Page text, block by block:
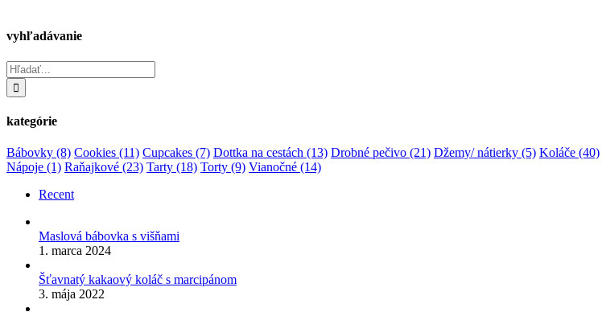
vyhľadávanie
Hľadať:
kategórie
Bábovky (8) Cookies (11) Cupcakes (7) Dottka na cestách (13) Drobné pečivo (21) Džemy/ nátierky (5) Koláče (40)
Nápoje (1) Raňajkové (23) Tarty (18) Torty (9) Vianočné (14)
Recent
Maslová bábovka s višňami
1. marca 2024
Šťavnatý kakaový koláč s marcipánom
3. mája 2022